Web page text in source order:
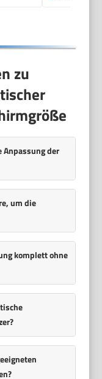
zu
der
um die
komplett ohne